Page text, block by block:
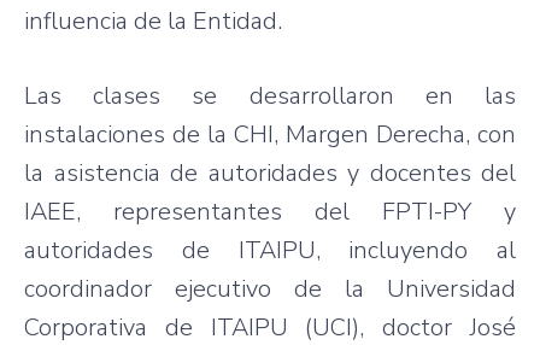
influencia de la Entidad.
Las clases se desarrollaron en las
instalaciones de la CHI, Margen Derecha, con
la asistencia de autoridades y docentes del
IAEE, representantes del FPTI-PY y
autoridades de ITAIPU, incluyendo al
coordinador ejecutivo de la Universidad
Corporativa de ITAIPU (UCI), doctor José